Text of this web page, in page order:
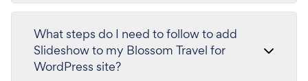
What steps do I need to follow to add
Slideshow to my Blossom Travel for
WordPress site?